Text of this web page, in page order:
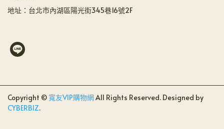
地址：台北市內湖區陽光街345巷16號2F
Copyright © 寬友VIP購物網All Rights Reserved. Designed by
CYBERBIZ.